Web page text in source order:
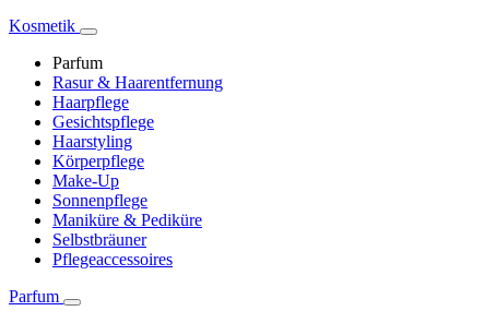
Kosmetik
Parfum
Rasur & Haarentfernung
Haarpflege
Gesichtspflege
Haarstyling
Körperpflege
Make-Up
Sonnenpflege
Maniküre & Pediküre
Selbstbräuner
Pflegeaccessoires
Parfum